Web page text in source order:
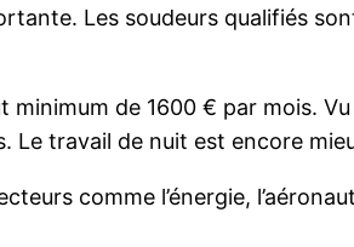
Les soudeurs qualifiés
de 1600 € par mois.
Le travail de nuit est encore
comme l’énergie,